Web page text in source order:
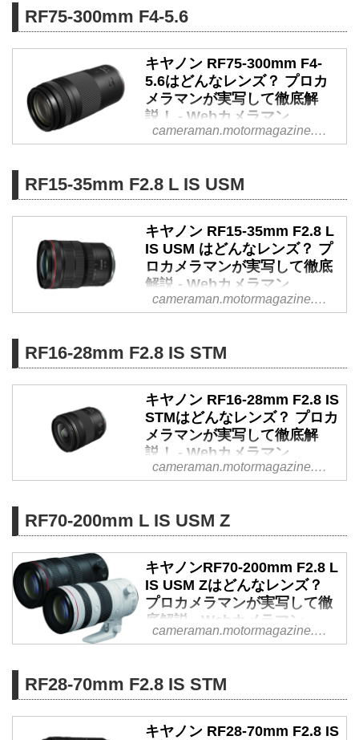
F1.2 STM」。開放F値1.2による
大きく美しいボケ味を生かした豊
かな表現力と、350g未満という
小型・軽量設計を両立したこのレ
ンズの魅力をプロカメラマンの豊
田慶記氏が分析する。（2026年2
月20日公開、2026年5月31日リラ
イト）
RF75-300mm F4-5.6
キヤノン RF75-300mm F4-
5.6はどんなレンズ？ プロカ
メラマンが実写して徹底解
説！ - Webカメラマン
キヤノンの小型・軽量望遠ズー
なレンズなのか。プロカメラマン
豊田慶記氏のインプレッションと
実写画像とともに徹底解説しま
す。
cameraman.motormagazine.co.jp
RF15-35mm F2.8 L IS USM
キヤノン RF15-35mm F2.8 L
IS USM はどんなレンズ？ プ
ロカメラマンが実写して徹底
解説 - Webカメラマン
キヤノンの超広角ズームレンズ
の性能は？ プロカメラマン・チ
ャーリィ古庄氏が実際に撮影した
インプレッションを、写真ととも
に徹底解説します。
cameraman.motormagazine.co.jp
RF16-28mm F2.8 IS STM
キヤノン RF16-28mm F2.8 IS
STMはどんなレンズ？ プロカ
メラマンが実写して徹底解
説！ - Webカメラマン
小型・軽量設計とLレンズに迫る
の広角ズーム「RF16-28mm F2.8
IS STM」の実力は？ プロカメラ
マン・豊田慶記が実際に撮影した
インプレッションを、写真ととも
に徹底解説します。
cameraman.motormagazine.co.jp
RF70-200mm L IS USM Z
キヤノンRF70-200mm F2.8 L
IS USM Zはどんなレンズ？
プロカメラマンが実写して徹
底解説 - Webカメラマン
キヤノンのRFマウント用大口径
F2.8 L IS USM Z」はどんなレン
ズなのか。プロカメラマン・豊田
慶記氏が実際に撮影したインプレ
cameraman.motormagazine.co.jp
RF28-70mm F2.8 IS STM
キヤノン RF28-70mm F2.8 IS